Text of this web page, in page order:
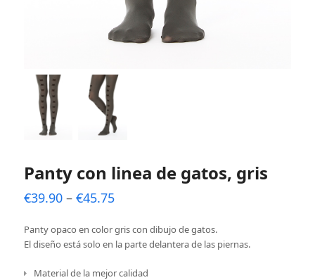
Panty con linea de gatos, gris
€39.90– €45.75
Panty opaco en color gris con dibujo de gatos.
El diseño está solo en la parte delantera de las piernas.
Material de la mejor calidad